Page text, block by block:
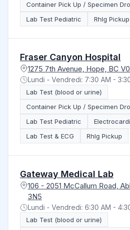
Container Pick Up / Specimen
Lab Test Pediatric
RhIg Pickup
Fraser Canyon Hospital
1275 7th Avenue, Hope, BC
Lundi - Vendredi: 7:30 AM -
Lab Test (blood or urine)
Container Pick Up / Specimen
Lab Test Pediatric
Lab Test & ECG
RhIg Pickup
Gateway Medical Lab
106 - 2051 McCallum Road,
3N5
Lundi - Vendredi: 6:30 AM -
Lab Test (blood or urine)